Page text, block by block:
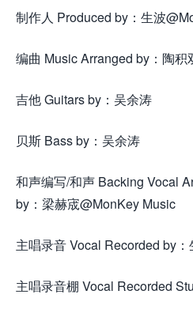
制作人 Produced by：生波
编曲 Music Arranged by：陶
吉他 Guitars by：吴余涛
贝斯 Bass by：吴余涛
和声编写/和声 Backing Vocal
by：梁赫宬@MonKey Music
主唱录音 Vocal Recorded by
主唱录音棚 Vocal Recorded